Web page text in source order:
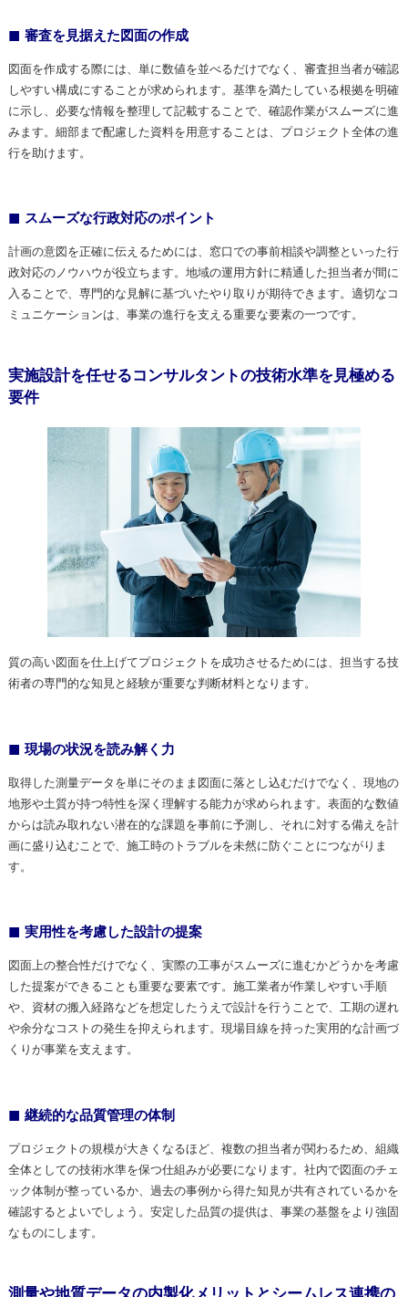
審査を見据えた図面の作成
図面を作成する際には、単に数値を並べるだけでなく、審査担当者が確認
しやすい構成にすることが求められます。基準を満たしている根拠を明確
に示し、必要な情報を整理して記載することで、確認作業がスムーズに進
みます。細部まで配慮した資料を用意することは、プロジェクト全体の進
行を助けます。
スムーズな行政対応のポイント
計画の意図を正確に伝えるためには、窓口での事前相談や調整といった行
政対応のノウハウが役立ちます。地域の運用方針に精通した担当者が間に
入ることで、専門的な見解に基づいたやり取りが期待できます。適切なコ
ミュニケーションは、事業の進行を支える重要な要素の一つです。
実施設計を任せるコンサルタントの技術水準を見極める
要件
質の高い図面を仕上げてプロジェクトを成功させるためには、担当する技
術者の専門的な知見と経験が重要な判断材料となります。
現場の状況を読み解く力
取得した測量データを単にそのまま図面に落とし込むだけでなく、現地の
地形や土質が持つ特性を深く理解する能力が求められます。表面的な数値
からは読み取れない潜在的な課題を事前に予測し、それに対する備えを計
画に盛り込むことで、施工時のトラブルを未然に防ぐことにつながりま
す。
実用性を考慮した設計の提案
図面上の整合性だけでなく、実際の工事がスムーズに進むかどうかを考慮
した提案ができることも重要な要素です。施工業者が作業しやすい手順
や、資材の搬入経路などを想定したうえで設計を行うことで、工期の遅れ
や余分なコストの発生を抑えられます。現場目線を持った実用的な計画づ
くりが事業を支えます。
継続的な品質管理の体制
プロジェクトの規模が大きくなるほど、複数の担当者が関わるため、組織
全体としての技術水準を保つ仕組みが必要になります。社内で図面のチェ
ック体制が整っているか、過去の事例から得た知見が共有されているかを
確認するとよいでしょう。安定した品質の提供は、事業の基盤をより強固
なものにします。